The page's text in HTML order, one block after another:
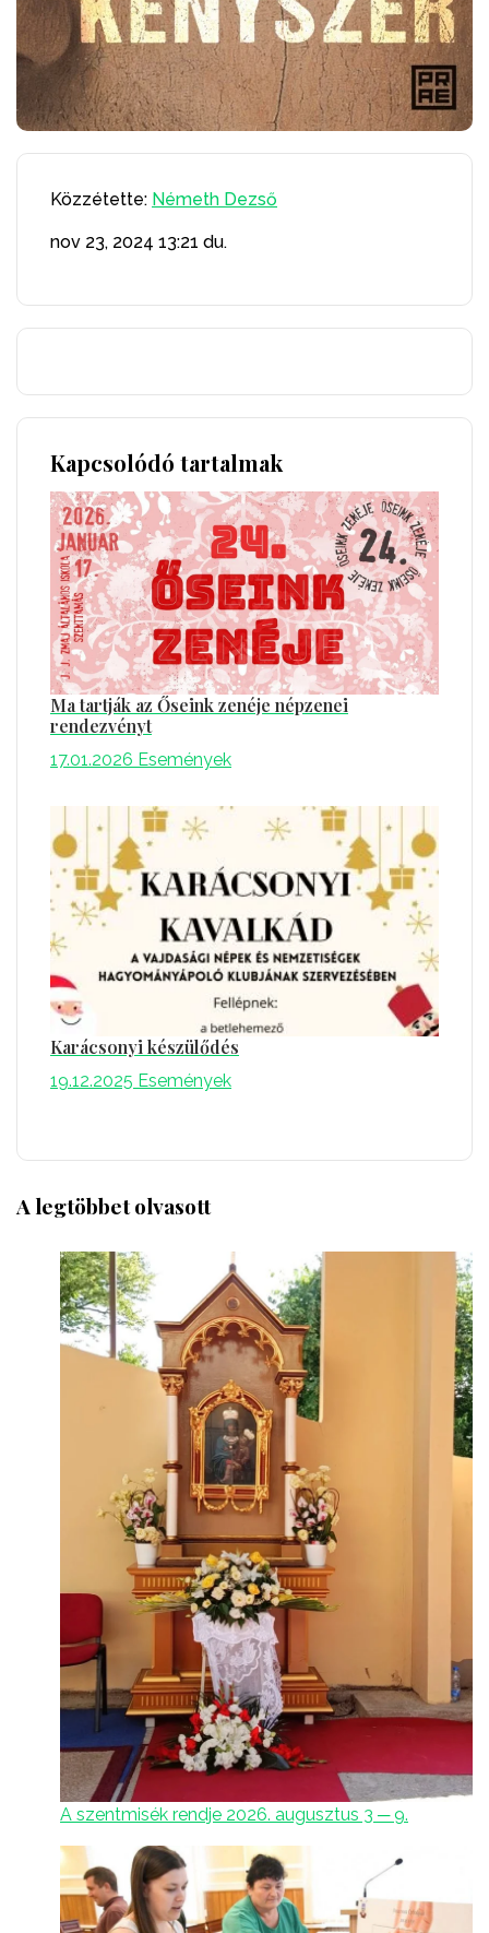
Közzétette: Németh Dezső
nov 23, 2024 13:21 du.
Kapcsolódó tartalmak
Ma tartják az Őseink zenéje népzenei
rendezvényt
17.01.2026 Események
Karácsonyi készülődés
19.12.2025 Események
A legtöbbet olvasott
A szentmisék rendje 2026. augusztus 3 ─ 9.